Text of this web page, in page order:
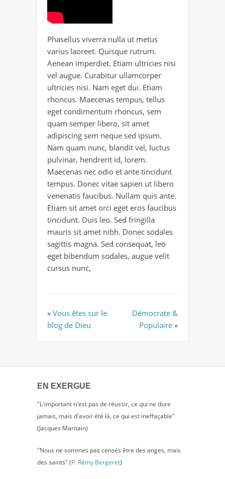
Phasellus viverra nulla ut metus
varius laoreet. Quisque rutrum.
Aenean imperdiet. Etiam ultricies nisi
vel augue. Curabitur ullamcorper
ultricies nisi. Nam eget dui. Etiam
rhoncus. Maecenas tempus, tellus
eget condimentum rhoncus, sem
quam semper libero, sit amet
adipiscing sem neque sed ipsum.
Nam quam nunc, blandit vel, luctus
pulvinar, hendrerit id, lorem.
Maecenas nec odio et ante tincidunt
tempus. Donec vitae sapien ut libero
venenatis faucibus. Nullam quis ante.
Etiam sit amet orci eget eros faucibus
tincidunt. Duis leo. Sed fringilla
mauris sit amet nibh. Donec sodales
sagittis magna. Sed consequat, leo
eget bibendum sodales, augue velit
cursus nunc,
« Vous êtes sur le
blog de Dieu
Démocrate &
Populaire »
EN EXERGUE
"L'important n'est pas de réussir, ce qui ne dure
jamais, mais d'avoir été là, ce qui est ineffaçable"
(Jacques Maritain)
"Nous ne sommes pas censés être des anges, mais
des saints" (P. Rémy Bergeret)